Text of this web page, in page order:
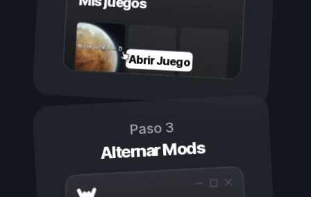
Abrir Juego
Paso 3
Alternar Mods